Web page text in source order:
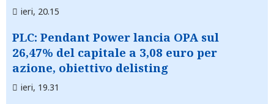
ieri, 20.15
PLC: Pendant Power lancia OPA sul
26,47% del capitale a 3,08 euro per
azione, obiettivo delisting
ieri, 19.31